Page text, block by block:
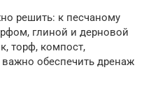
решить: к песчаному
глиной и дерновой
торф, компост,
обеспечить дренаж